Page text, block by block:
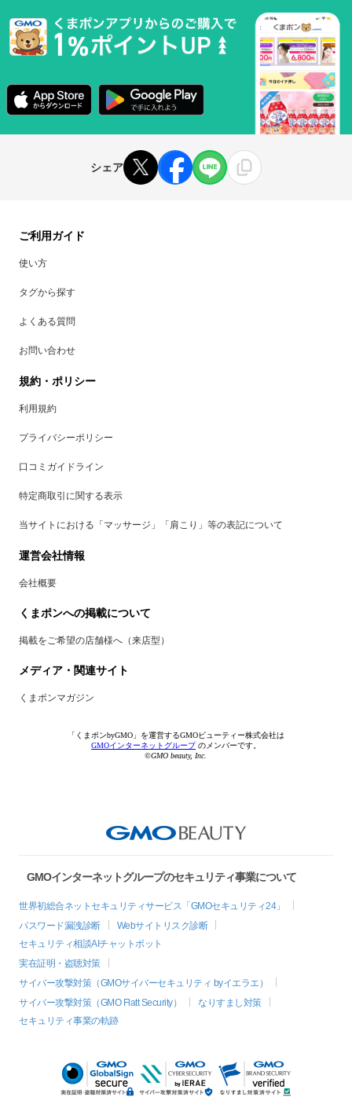
シェア
ご利用ガイド
使い方
タグから探す
よくある質問
お問い合わせ
規約・ポリシー
利用規約
プライバシーポリシー
口コミガイドライン
特定商取引に関する表示
当サイトにおける「マッサージ」「肩こり」等の表記について
運営会社情報
会社概要
くまポンへの掲載について
掲載をご希望の店舗様へ（来店型）
メディア・関連サイト
くまポンマガジン
「くまポンbyGMO」を運営するGMOビューティー株式会社は
GMOインターネットグループのメンバーです。
©GMO beauty, Inc.
GMOインターネットグループのセキュリティ事業について
世界初総合ネットセキュリティサービス「GMOセキュリティ24」
パスワード漏洩診断
Webサイトリスク診断
セキュリティ相談AIチャットボット
実在証明・盗聴対策
サイバー攻撃対策（GMOサイバーセキュリティ byイエラエ）
サイバー攻撃対策（GMO Flatt Security）
なりすまし対策
セキュリティ事業の軌跡